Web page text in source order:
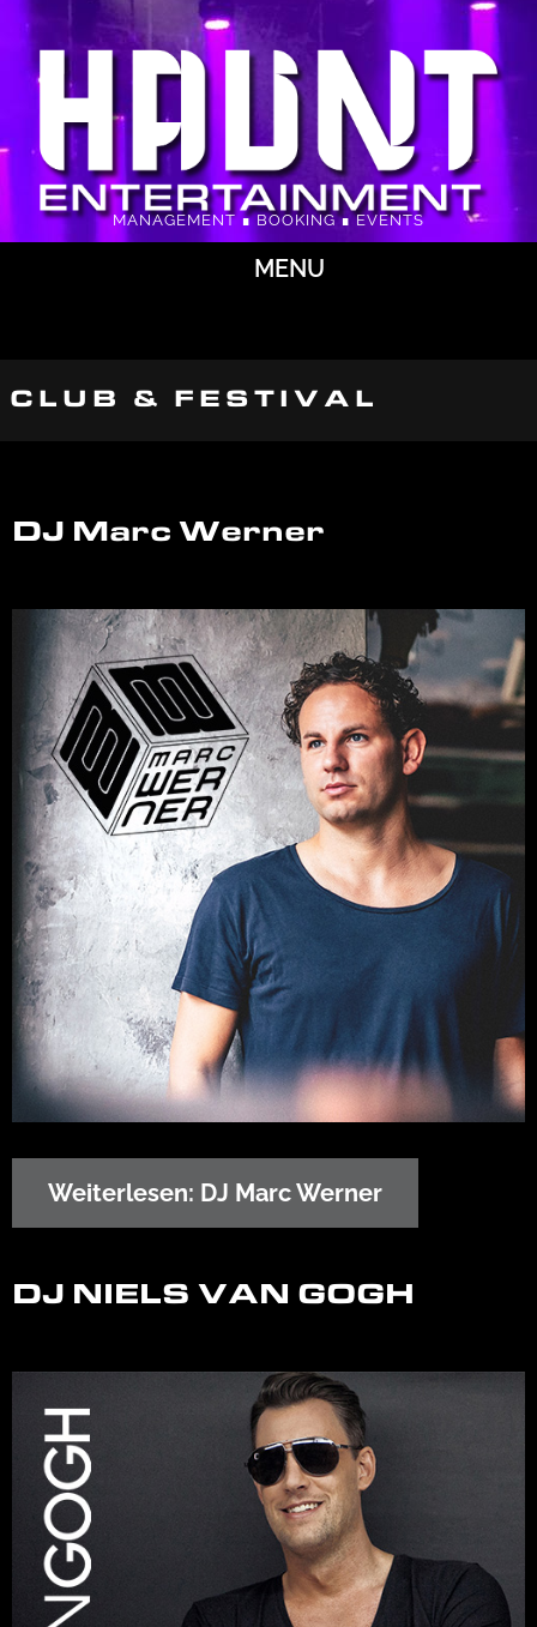
MENU
MANAGEMENT ∎ BOOKING ∎ EVENTS
CLUB & FESTIVAL
DJ Marc Werner
Weiterlesen: DJ Marc Werner
DJ NIELS VAN GOGH